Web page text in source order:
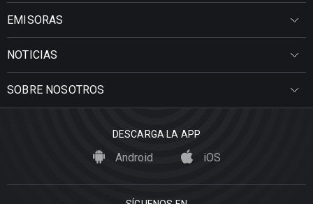
EMISORAS
NOTICIAS
SOBRE NOSOTROS
DESCARGA LA APP
Android iOS